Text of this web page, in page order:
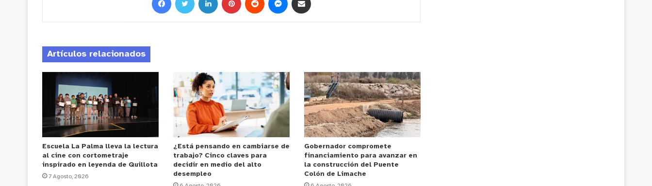
Artículos relacionados
Escuela La Palma lleva la lectura
al cine con cortometraje
inspirado en leyenda de Quillota
7 Agosto, 2026
¿Está pensando en cambiarse de
trabajo? Cinco claves para
decidir en medio del alto
desempleo
Gobernador compromete
financiamiento para avanzar en
la construcción del Puente
Colón de Limache